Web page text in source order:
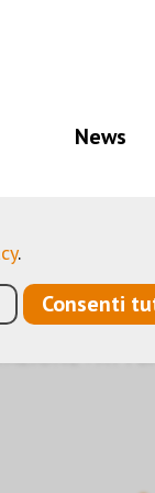
News
›
per il corretto
altri ancora ci
ottimizzare
.
Consenti